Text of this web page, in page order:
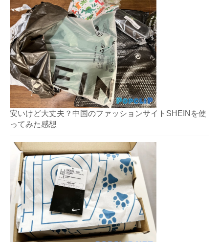
ョ
ン
安いけど大丈夫？中国のファッションサイトSHEINを使
ってみた感想